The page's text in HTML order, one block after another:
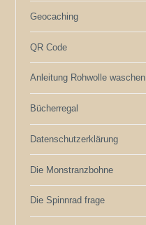
Geocaching
QR Code
Anleitung Rohwolle waschen
Bücherregal
Datenschutzerklärung
Die Monstranzbohne
Die Spinnrad frage